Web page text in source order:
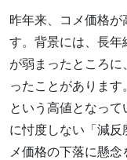
昨年来、コメ価格が
す。背景には、長年
が弱まったところ
ったことがありま
という高値となっ
に忖度しない「減反
メ価格の下落に懸